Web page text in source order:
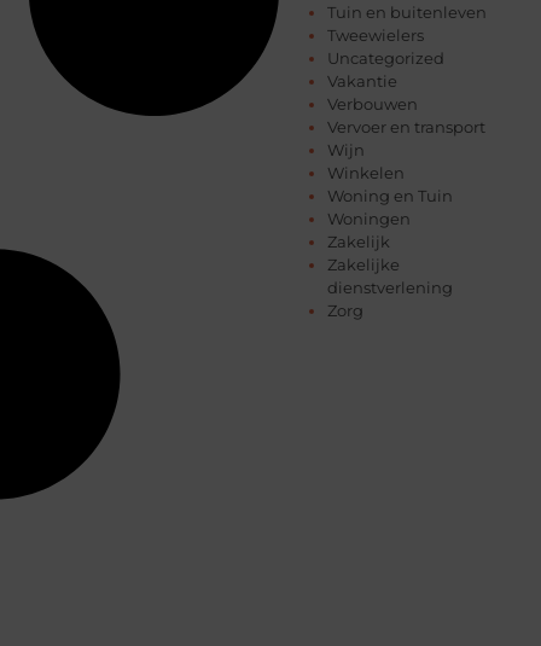
Tuin en buitenleven
Tweewielers
Uncategorized
Vakantie
Verbouwen
Vervoer en transport
Wijn
Winkelen
Woning en Tuin
Woningen
Zakelijk
Zakelijke
dienstverlening
Zorg